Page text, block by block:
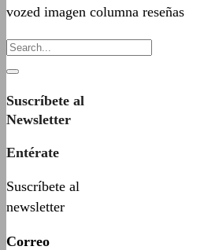
vozed imagen columna reseñas
Suscríbete al
Newsletter
Entérate
Suscríbete al
newsletter
Correo